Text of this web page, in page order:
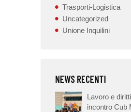
Trasporti-Logistica
Uncategorized
Unione Inquilini
NEWS RECENTI
Lavoro e
incontro Cub